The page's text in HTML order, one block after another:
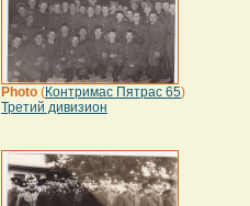
Photo (Контримас Пятрас 65)
Третий дивизион